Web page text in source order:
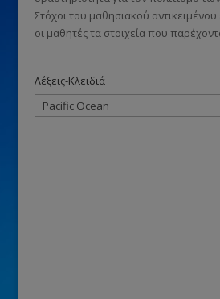
Στόχοι του μαθησιακού
οι μαθητές τα στοιχεία που
Λέξεις-Κλειδιά